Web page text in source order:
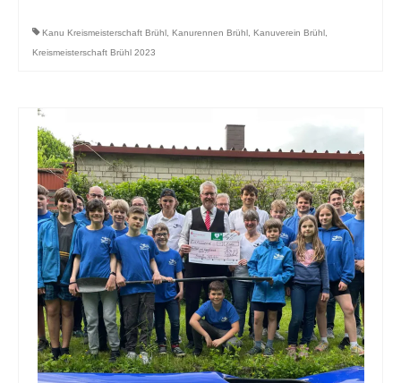
Kanu Kreismeisterschaft Brühl , Kanurennen Brühl , Kanuverein Brühl ,
Kreismeisterschaft Brühl 2023